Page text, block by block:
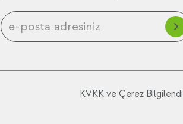
KVKK ve Çerez